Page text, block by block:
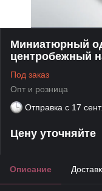
Миниатюрный
центробежный
Под заказ
Опт и розница
Отправка с 17
Цену уточняйте
Описание